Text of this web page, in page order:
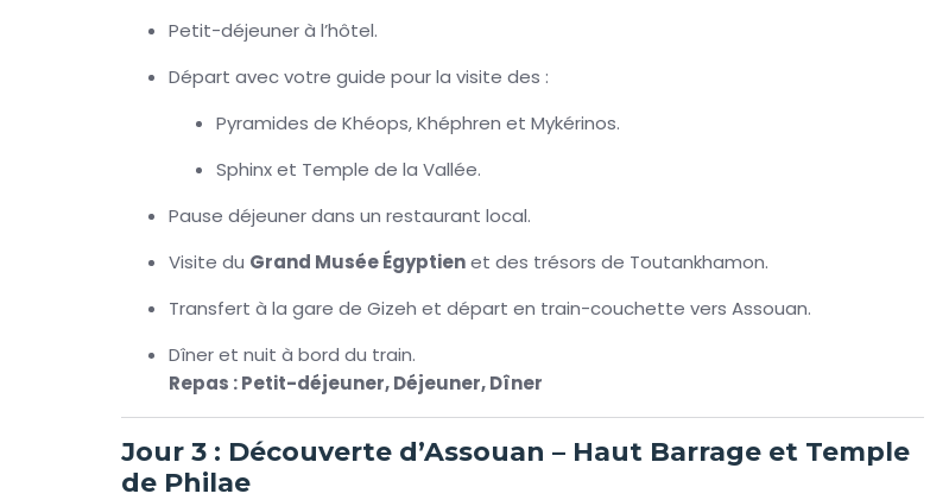
Petit-déjeuner à l’hôtel.
Départ avec votre guide pour la visite des :
Pyramides de Khéops, Khéphren et Mykérinos.
Sphinx et Temple de la Vallée.
Pause déjeuner dans un restaurant local.
Visite du Grand Musée Égyptienet des trésors de Toutankhamon.
Transfert à la gare de Gizeh et départ en train-couchette vers Assouan.
Dîner et nuit à bord du train.
Repas : Petit-déjeuner, Déjeuner, Dîner
Jour 3 : Découverte d’Assouan – Haut Barrage et Temple
de Philae